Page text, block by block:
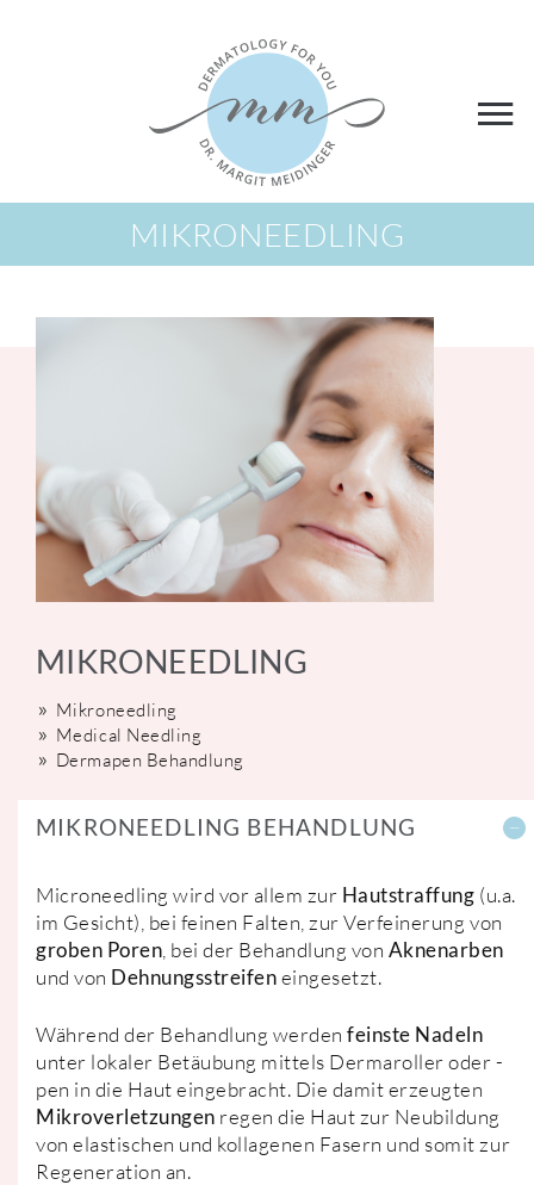
MIKRONEEDLING
MIKRONEEDLING
Mikroneedling
Medical Needling
Dermapen Behandlung
MIKRONEEDLING BEHANDLUNG
Microneedling wird vor allem zur Hautstraffung (u.a.
im Gesicht), bei feinen Falten, zur Verfeinerung von
groben Poren, bei der Behandlung von Aknenarben
und von Dehnungsstreifeneingesetzt.
Während der Behandlung werdenfeinste Nadeln
unter lokaler Betäubung mittels Dermaroller oder -
pen in die Haut eingebracht. Die damit erzeugten
Mikroverletzungen regen die Haut zur Neubildung
von elastischen und kollagenen Fasern und somit zur
Regeneration an.